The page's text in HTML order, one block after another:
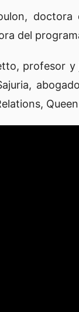
del
profesor